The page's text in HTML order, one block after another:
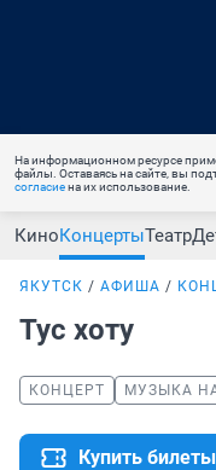
На информационном ресурсе
файлы. Оставаясь на сайте, вы
согласиена их использование.
КиноКонцертыТеатр
ЯКУТСК АФИША
Тус хоту
КОНЦЕРТ МУЗЫКА
Купить билеты